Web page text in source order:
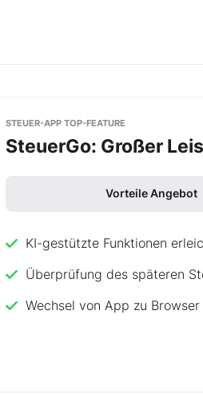
STEUER-APP TOP-FEATURE
SteuerGo: Großer
Vorteile Angebot
KI-gestützte Funktionen
Überprüfung des späteren
Wechsel von App zu